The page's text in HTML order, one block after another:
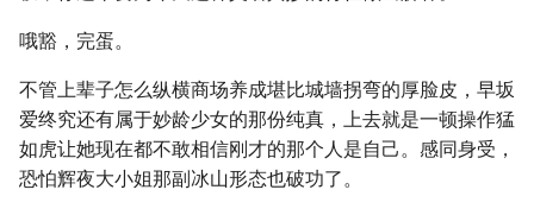
哦豁，完蛋。
不管上辈子怎么纵横商场养成堪比城墙拐弯的厚脸皮，早坂
爱终究还有属于妙龄少女的那份纯真，上去就是一顿操作猛
如虎让她现在都不敢相信刚才的那个人是自己。感同身受，
恐怕辉夜大小姐那副冰山形态也破功了。